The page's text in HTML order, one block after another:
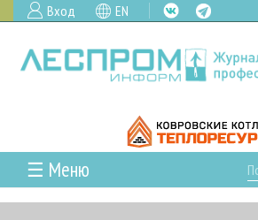
Вход EN
☰ Меню
ГЛАВНАЯ